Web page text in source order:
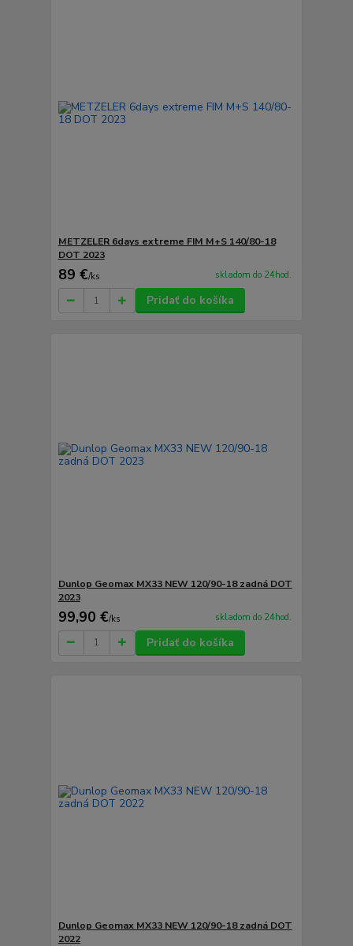
METZELER 6days extreme FIM M+S 140/80-18
DOT 2023
89 €/ks skladom do 24hod.
Pridať do košíka
Dunlop Geomax MX33 NEW 120/90-18 zadná DOT
2023
99,90 €/ks skladom do 24hod.
Pridať do košíka
Dunlop Geomax MX33 NEW 120/90-18 zadná DOT
2022